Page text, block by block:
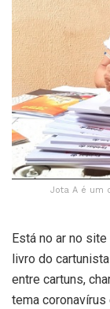
Jota A é um
Está no ar no
livro do
entre cartuns,
tema coronavírus